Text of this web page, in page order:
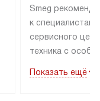
Smeg
к специалистам
сервисного
техника с
коммуникациям.
Показать ещё